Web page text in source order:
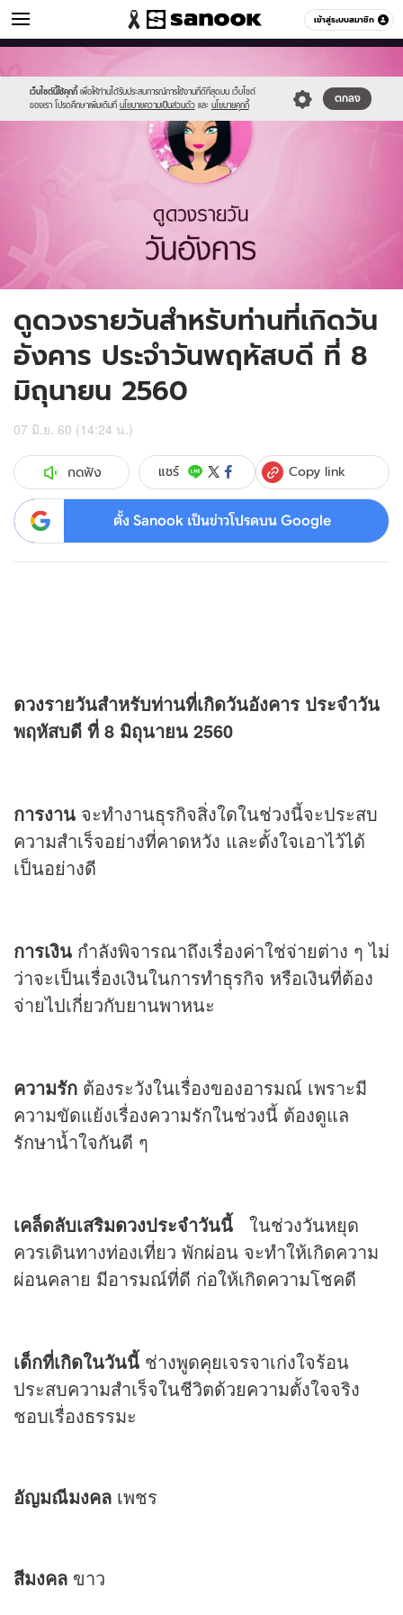
เข้าสู่ระบบสมาชิก
ดูดวง หมวดอื่นๆ
เว็บไซต์นี้ใช้คุกกี้ เพื่อให้ท่านได้รับประสบการณ์การใช้งานที่ดีที่สุดบน เว็บไซต์
ของเรา โปรดศึกษาเพิ่มเติมที่ นโยบายความเป็นส่วนตัว และ นโยบายคุกกี้
ตกลง
new-
sanook.png
ดูดวงรายวันสำหรับท่านที่เกิดวัน
อังคาร ประจำวันพฤหัสบดี ที่ 8
มิถุนายน 2560
07 มิ.ย. 60 (14:24 น.)
กดฟัง แชร์ Copy link
ตั้ง Sanook เป็นข่าวโปรดบน Google
ดวงรายวันสำหรับท่านที่เกิดวันอังคาร ประจำวัน
พฤหัสบดี ที่ 8 มิถุนายน 2560
การงาน จะทำงานธุรกิจสิ่งใดในช่วงนี้จะประสบ
ความสำเร็จอย่างที่คาดหวัง และตั้งใจเอาไว้ได้
เป็นอย่างดี
การเงิน กำลังพิจารณาถึงเรื่องค่าใช่จ่ายต่าง ๆ ไม่
ว่าจะเป็นเรื่องเงินในการทำธุรกิจ หรือเงินที่ต้อง
จ่ายไปเกี่ยวกับยานพาหนะ
ความรัก ต้องระวังในเรื่องของอารมณ์ เพราะมี
ความขัดแย้งเรื่องความรักในช่วงนี้ ต้องดูแล
รักษาน้ำใจกันดี ๆ
เคล็ดลับเสริมดวงประจำวันนี้
ในช่วงวันหยุด
ควรเดินทางท่องเที่ยว พักผ่อน จะทำให้เกิดความ
ผ่อนคลาย มีอารมณ์ที่ดี ก่อให้เกิดความโชคดี
เด็กที่เกิดในวันนี้ ช่างพูดคุยเจรจาเก่งใจร้อน
ประสบความสำเร็จในชีวิตด้วยความตั้งใจจริง
ชอบเรื่องธรรมะ
อัญมณีมงคล เพชร
สีมงคล ขาว